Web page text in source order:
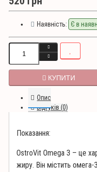
Наявність: Є в
КУПИТИ
Опис
Відгуків (0)
Показання:
OstroVit Omega 3 – це
жиру. Він містить